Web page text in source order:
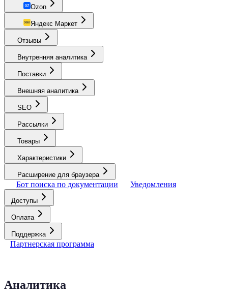
Ozon
Яндекс Маркет
Отзывы
Внутренняя аналитика
Поставки
Внешняя аналитика
SEO
Рассылки
Товары
Характеристики
Расширение для браузера
Бот поиска по документации Уведомления
Доступы
Оплата
Поддержка
Партнерская программа
Аналитика